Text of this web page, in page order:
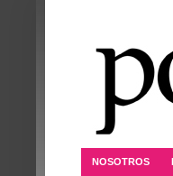
NOSOTROS